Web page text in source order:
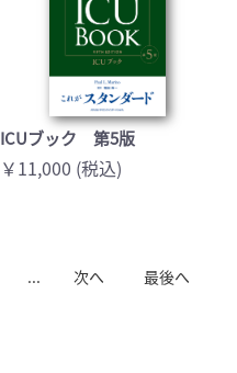
ICUブック 第5版
￥11,000 (税込)
... 次へ 最後へ